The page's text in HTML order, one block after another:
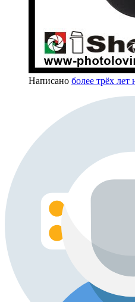
Написано более трёх лет